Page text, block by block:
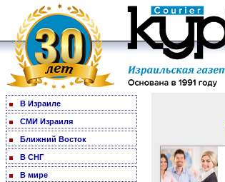
В Израиле
СМИ Израиля
Ближний Восток
В СНГ
В мире